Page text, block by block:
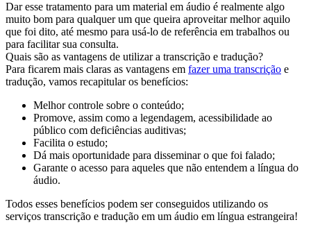
Dar esse tratamento para um material em áudio é realmente algo
muito bom para qualquer um que queira aproveitar melhor aquilo
que foi dito, até mesmo para usá-lo de referência em trabalhos ou
para facilitar sua consulta.
Quais são as vantagens de utilizar a transcrição e tradução?
Para ficarem mais claras as vantagens em fazer uma transcrição e
tradução, vamos recapitular os benefícios:
Melhor controle sobre o conteúdo;
Promove, assim como a legendagem, acessibilidade ao
público com deficiências auditivas;
Facilita o estudo;
Dá mais oportunidade para disseminar o que foi falado;
Garante o acesso para aqueles que não entendem a língua do
áudio.
Todos esses benefícios podem ser conseguidos utilizando os
serviços transcrição e tradução em um áudio em língua estrangeira!